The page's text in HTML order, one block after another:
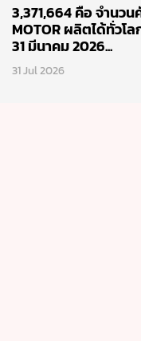
3,371,664 คือ จำนว
MOTOR ผลิตได้ทั่ว
31 มีนาคม 2026...
31 Jul 2026